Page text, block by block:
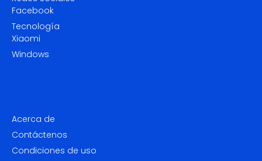
Facebook
Tecnología
Xiaomi
Windows
Acerca de
Contáctenos
Condiciones de uso